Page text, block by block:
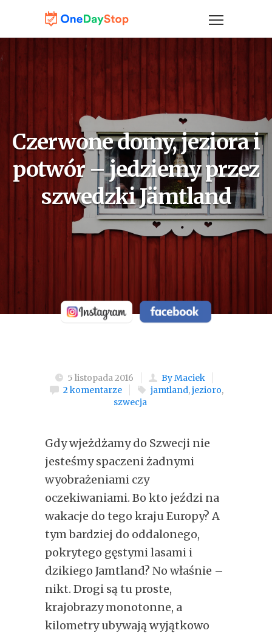
Czerwone domy, jeziora i
potwór – jedziemy przez
szwedzki Jämtland
5 listopada 2016
By Maciek
2 komentarze
jamtland,jezioro,
szwecja
Gdy wjeżdżamy do Szwecji nie
jesteśmy spaczeni żadnymi
wyobrażeniami czy
oczekiwaniami. Bo kto jeździ na
wakacje do tego kraju Europy? A
tym bardziej do oddalonego,
pokrytego gęstymi lasami i
dzikiego Jamtland? No właśnie –
nikt. Drogi są tu proste,
krajobrazy monotonne, a
kilometry ubywają wyjątkowo